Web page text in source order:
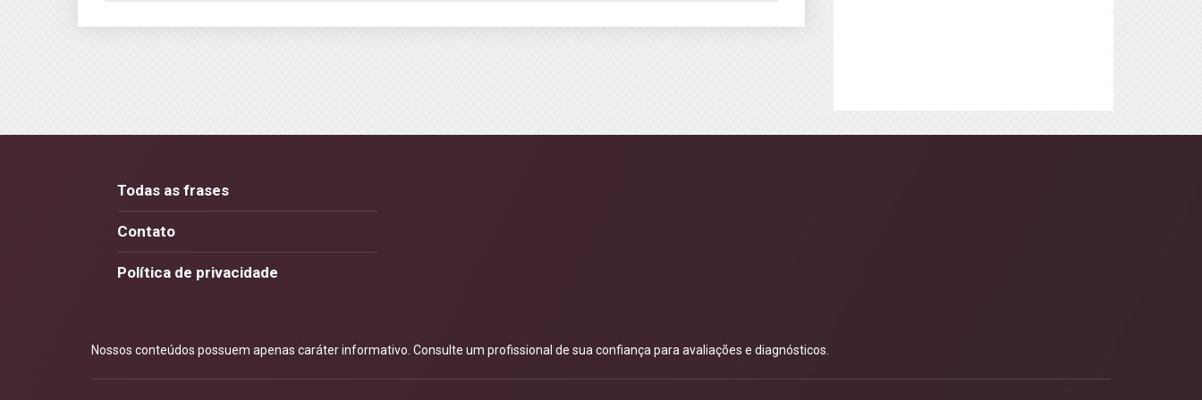
Todas as frases
Contato
Política de privacidade
Nossos conteúdos possuem apenas caráter informativo. Consulte um profissional de sua confiança para avaliações e diagnósticos.